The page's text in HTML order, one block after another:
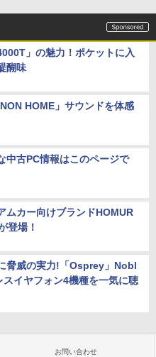
」の魅力！ポケットに入
醐味
HOME」サウンドを体感
中古PC情報はこのページで
ムカー向けブランドHOMUR
登場！
脅威の実力!「Osprey」Nobl
イヤフォン4機種を一気に聴
お問い合わせ